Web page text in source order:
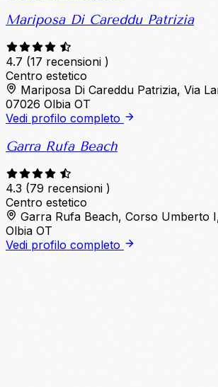
Mariposa Di Careddu Patrizia
4.7 (17 recensioni )
Centro estetico
Mariposa Di Careddu Patrizia, Via
07026 Olbia OT
Vedi profilo completo
Garra Rufa Beach
4.3 (79 recensioni )
Centro estetico
Garra Rufa Beach, Corso Umberto
Olbia OT
Vedi profilo completo